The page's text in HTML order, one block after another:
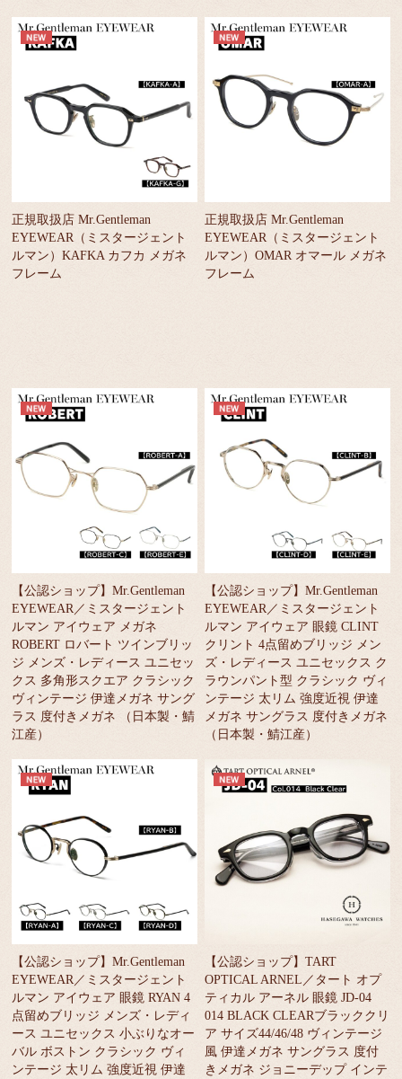
正規取扱店 Mr.Gentleman
EYEWEAR（ミスタージェント
ルマン）KAFKA カフカ メガネ
フレーム
正規取扱店 Mr.Gentleman
EYEWEAR（ミスタージェント
ルマン）OMAR オマール メガネ
フレーム
【公認ショップ】Mr.Gentleman
EYEWEAR／ミスタージェント
ルマン アイウェア メガネ
ROBERT ロバート ツインブリッ
ジ メンズ・レディース ユニセッ
クス 多角形スクエア クラシック
ヴィンテージ 伊達メガネ サング
ラス 度付きメガネ （日本製・鯖
江産）
【公認ショップ】Mr.Gentleman
EYEWEAR／ミスタージェント
ルマン アイウェア 眼鏡 CLINT
クリント 4点留めブリッジ メン
ズ・レディース ユニセックス ク
ラウンパント型 クラシック ヴィ
ンテージ 太リム 強度近視 伊達
メガネ サングラス 度付きメガネ
（日本製・鯖江産）
【公認ショップ】Mr.Gentleman
EYEWEAR／ミスタージェント
ルマン アイウェア 眼鏡 RYAN 4
点留めブリッジ メンズ・レディ
ース ユニセックス 小ぶりなオー
バル ボストン クラシック ヴィ
ンテージ 太リム 強度近視 伊達
【公認ショップ】TART
OPTICAL ARNEL／タート オプ
ティカル アーネル 眼鏡 JD-04
014 BLACK CLEARブラッククリ
ア サイズ44/46/48 ヴィンテージ
風 伊達メガネ サングラス 度付
きメガネ ジョニーデップ インテ